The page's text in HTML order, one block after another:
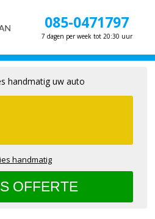
085-0471797
7 dagen per week tot 20:30 uur
handmatig uw auto
handmatig